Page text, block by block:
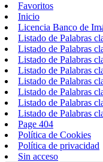
Favoritos
Inicio
Licencia Banco de
Listado de Palabras
Listado de Palabras
Listado de Palabras
Listado de Palabras
Listado de Palabras
Listado de Palabras
Listado de Palabras
Listado de Palabras
Page 404
Política de Cookies
Política de privacidad
Sin acceso